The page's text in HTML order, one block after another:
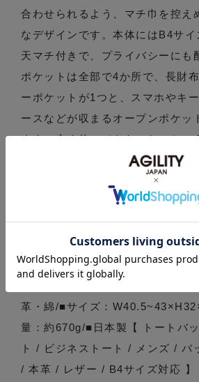
合わせられるよう、マチ巾を控え
なデザインです。本体にはB4サイ
天マチ付きで、プライバシーにも
ポケットは全部で4か所で、長財
ーポケットが1つと、スマホやキ
ースなどが収まるオープンポケッ
ます。永く使ってもらいたいとい
には耐久性に優れたバッファロー
ち手部分には、ベルトなどにも使
産牛ヌメ革を使用しました。キレ
ルにも合わせやすいよう、シンプ
ています。持ち手を長めにデザイ
厚着の季節でも楽に肩掛けできま
革・綿/■サイズ：
量：約670g/■日本製【 トートバ
ト / ビジネストート / メンズ / バ
/ 本革 / レザー / B4サイズ対応 】